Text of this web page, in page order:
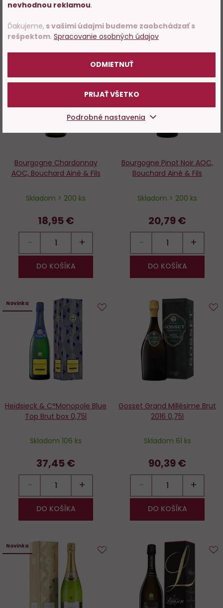
DO KOŠÍKA DO KOŠÍKA
Bourgogne Chardonnay
AOC, Bouchard Ainé & Fils
Skladom > 200 ks
18,95 €
− +
DO KOŠÍKA
Do
obľúbených
Novinka
Bourgogne Pinot Noir AOC,
Bouchard Ainé & Fils
Skladom > 200 ks
20,79 €
− +
DO KOŠÍKA
Novinka
Heidsieck & C°Monopole Blue
Top Brut box 0,75l
Skladom 106 ks
37,45 €
− +
DO KOŠÍKA
obľúbených
Gosset Grand Millésime Brut
2016 0,75l
Skladom 61 ks
90,39 €
− +
DO KOŠÍKA
Novinka
obľúbených
nevhodnou reklamou.
Ďakujeme, s vašimi údajmi budeme zaobchádzať s
rešpektom. Spracovanie osobných údajov
ODMIETNUŤ
PRIJAŤ VŠETKO
Podrobné nastavenia